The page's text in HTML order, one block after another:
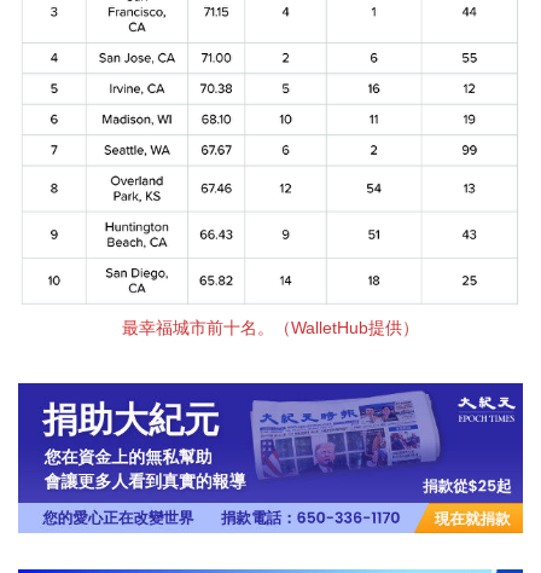
最幸福城市前十名。（WalletHub提供）